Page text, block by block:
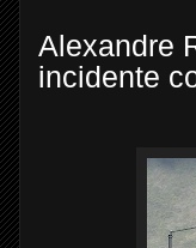
Alexandre
incidente